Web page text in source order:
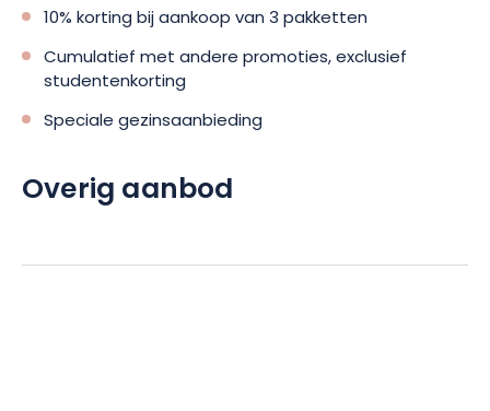
10% korting bij aankoop van 3 pakketten
Cumulatief met andere promoties, exclusief
studentenkorting
Speciale gezinsaanbieding
Overig aanbod